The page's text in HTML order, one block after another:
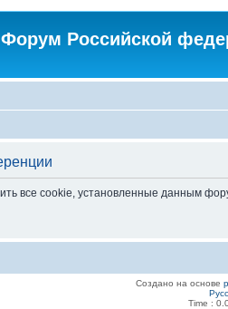
Форум Российской
все cookie, установленные данным
Создано на основе
Time :